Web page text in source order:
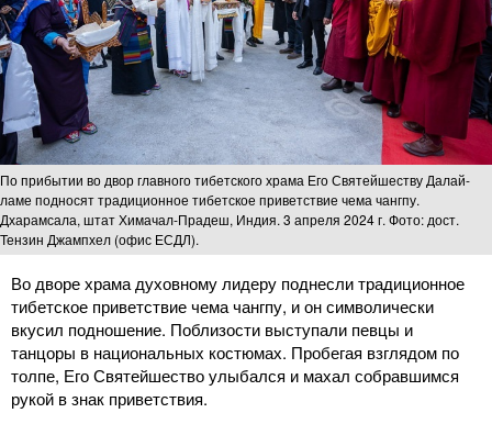
По прибытии во двор главного тибетского храма Его Святейшеству Далай-
ламе подносят традиционное тибетское приветствие чема чангпу.
Дхарамсала, штат Химачал-Прадеш, Индия. 3 апреля 2024 г. Фото: дост.
Тензин Джампхел (офис ЕСДЛ).
Во дворе храма духовному лидеру поднесли традиционное
тибетское приветствие чема чангпу, и он символически
вкусил подношение. Поблизости выступали певцы и
танцоры в национальных костюмах. Пробегая взглядом по
толпе, Его Святейшество улыбался и махал собравшимся
рукой в знак приветствия.